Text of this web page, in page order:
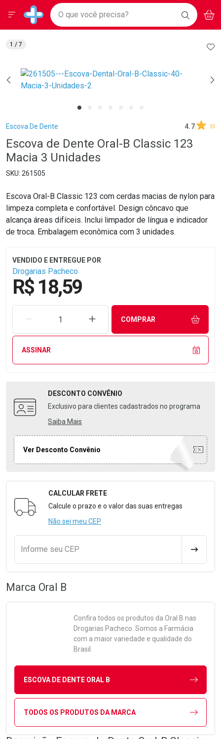
Drogarias Pacheco
Baixe nosso APP e aproveite Ofertas Exclusivas!
BAIXE
O APP
Ir direto para a home
pela página
Ir direto para o conteúdo
Ir direto para a busca
Ir direto para a conta
Ir direto para a notificações
Ir direto para o carrinho
Ir direto para o menu
Faça a sua busca
O que você precisa? BUSCAR
Menu
Breadcrumb
Escova De Dente 4.7 35
Escova de Dente Oral-B Classic 123
Macia 3 Unidades
261505
Escova Oral-B Classic 123 com cerdas macias de nylon para
limpeza completa e confortável. Design côncavo que
alcança áreas difíceis. Inclui limpador de língua e indicador
de troca. Embalagem econômica com 3 unidades.
Drogarias Pacheco
R$ 18,59
REMOVER UMA UNIDADEAUMENTAR UMA UNIDADE
COMPRAR
ASSINAR
DESCONTO CONVÊNIO
Exclusivo para clientes cadastrados no programa
Saiba Mais
Ver Desconto Convênio
Formulário para Calcular o Frete
CALCULAR FRETE
Calcule o prazo e o valor das suas entregas
Não sei meu CEP
Informe seu CEP
1 / 7
Marca Oral B
Confira todos os produtos da Oral B nas
Drogarias Pacheco. Somos a Farmácia
com a maior variedade e qualidade do
Brasil.
ESCOVA DE DENTE ORAL B
TODOS OS PRODUTOS DA MARCA